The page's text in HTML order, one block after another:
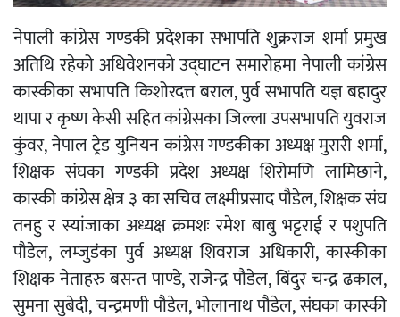
नेपाली कांग्रेस गण्डकी प्रदेशका सभापति शुक्रराज शर्मा प्रमुख
अतिथि रहेको अधिवेशनको उद्घाटन समारोहमा नेपाली कांग्रेस
कास्कीका सभापति किशोरदत्त बराल, पुर्व सभापति यज्ञ बहादुर
थापा र कृष्ण केसी सहित कांग्रेसका जिल्ला उपसभापति युवराज
कुंवर, नेपाल ट्रेड युनियन कांग्रेस गण्डकीका अध्यक्ष मुरारी शर्मा,
शिक्षक संघका गण्डकी प्रदेश अध्यक्ष शिरोमणि लामिछाने,
कास्की कांग्रेस क्षेत्र ३ का सचिव लक्ष्मीप्रसाद पौडेल, शिक्षक संघ
तनहु र स्यांजाका अध्यक्ष क्रमशः रमेश बाबु भट्टराई र पशुपति
पौडेल, लम्जुडंका पुर्व अध्यक्ष शिवराज अधिकारी, कास्कीका
शिक्षक नेताहरु बसन्त पाण्डे, राजेन्द्र पौडेल, बिंदुर चन्द्र ढकाल,
सुमना सुबेदी, चन्द्रमणी पौडेल, भोलानाथ पौडेल, संघका कास्की